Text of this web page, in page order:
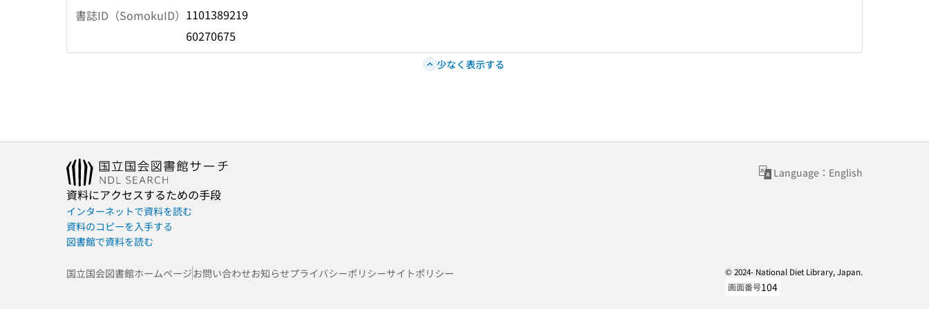
書誌ID（SomokuID） 1101389219
60270675
少なく表示する
Language：English
資料にアクセスするための手段
インターネットで資料を読む
資料のコピーを入手する
図書館で資料を読む
国立国会図書館ホームページお問い合わせお知らせプライバシーポリシーサイトポリシー
© 2024- National Diet Library, Japan.
画面番号104